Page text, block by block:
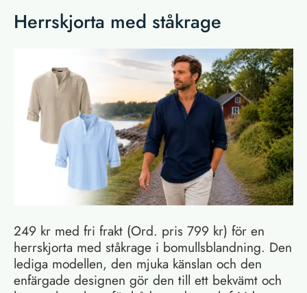
Herrskjorta med ståkrage
249 kr med fri frakt (Ord. pris 799 kr) för en
herrskjorta med ståkrage i bomullsblandning. Den
lediga modellen, den mjuka känslan och den
enfärgade designen gör den till ett bekvämt och